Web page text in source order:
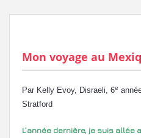
Mon voyage au
Par Kelly Evoy, Disraeli, 6e
Stratford
L’année dernière, je suis allée